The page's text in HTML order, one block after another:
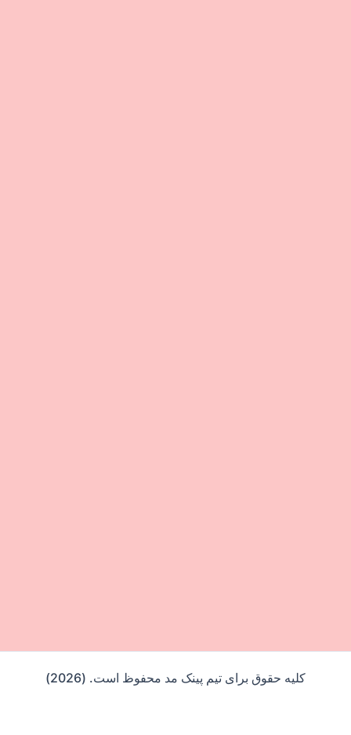
کلیه حقوق برای تیم پینک مد محفوظ است. (2026)